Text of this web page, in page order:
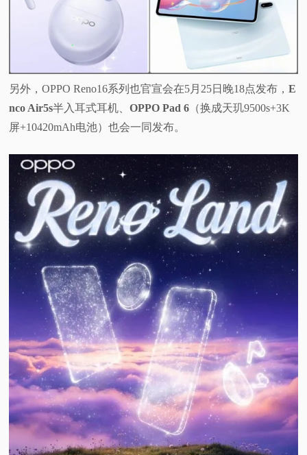
另外，OPPO Reno16系列也官宣会在5月25日晚18点发布，E
nco Air5s半入耳式耳机、OPPO Pad 6 （换成天玑9500s+3K
屏+10420mAh电池）也会一同发布。